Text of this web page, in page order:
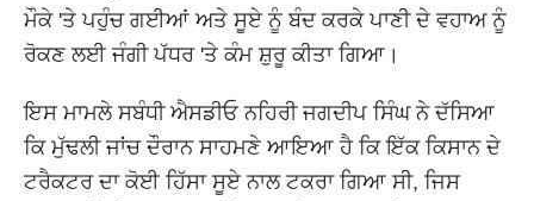
ਮੌਕੇ 'ਤੇ ਪਹੁੰਚ ਗਈਆਂ ਅਤੇ ਸੂਏ ਨੂੰ ਬੰਦ ਕਰਕੇ ਪਾਣੀ ਦੇ ਵਹਾਅ ਨੂੰ
ਰੋਕਣ ਲਈ ਜੰਗੀ ਪੱਧਰ 'ਤੇ ਕੰਮ ਸ਼ੁਰੂ ਕੀਤਾ ਗਿਆ।
ਇਸ ਮਾਮਲੇ ਸਬੰਧੀ ਐਸਡੀਓ ਨਹਿਰੀ ਜਗਦੀਪ ਸਿੰਘ ਨੇ ਦੱਸਿਆ
ਕਿ ਮੁੱਢਲੀ ਜਾਂਚ ਦੌਰਾਨ ਸਾਹਮਣੇ ਆਇਆ ਹੈ ਕਿ ਇੱਕ ਕਿਸਾਨ ਦੇ
ਟਰੈਕਟਰ ਦਾ ਕੋਈ ਹਿੱਸਾ ਸੂਏ ਨਾਲ ਟਕਰਾ ਗਿਆ ਸੀ, ਜਿਸ